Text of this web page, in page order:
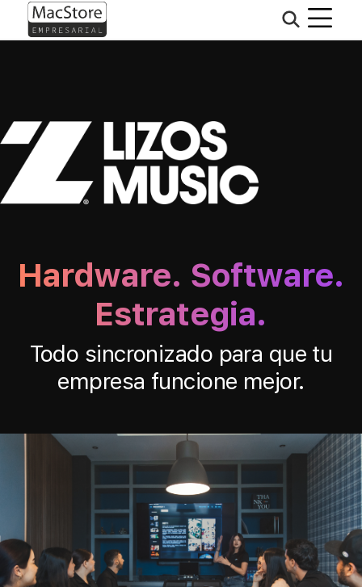
Hardware. Software.
Estrategia.
Todo sincronizado para que tu
empresa funcione mejor.